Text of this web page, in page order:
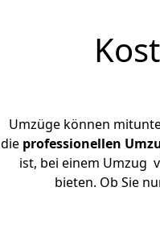
Umzüge können
die professionellen
ist, bei einem Umzug
bieten. Ob Sie